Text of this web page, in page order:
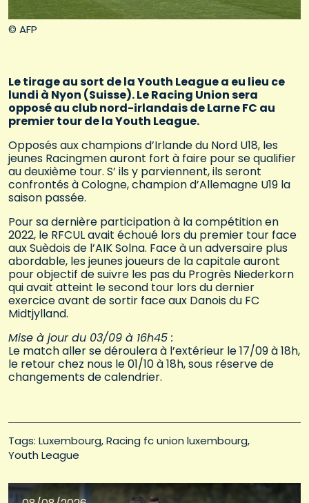
© AFP
Le tirage au sort de la Youth League a eu lieu ce
lundi à Nyon (Suisse). Le Racing Union sera
opposé au club nord-irlandais de Larne FC au
premier tour de la Youth League.
Opposés aux champions d’Irlande du Nord U18, les
jeunes Racingmen auront fort à faire pour se qualifier
au deuxième tour. S’ ils y parviennent, ils seront
confrontés à Cologne, champion d’Allemagne U19 la
saison passée.
Pour sa dernière participation à la compétition en
2022, le RFCUL avait échoué lors du premier tour face
aux Suèdois de l’AIK Solna. Face à un adversaire plus
abordable, les jeunes joueurs de la capitale auront
pour objectif de suivre les pas du Progrès Niederkorn
qui avait atteint le second tour lors du dernier
exercice avant de sortir face aux Danois du FC
Midtjylland.
Mise à jour du 03/09 à 16h45 :
Le match aller se déroulera à l’extérieur le 17/09 à 18h,
le retour chez nous le 01/10 à 18h, sous réserve de
changements de calendrier.
Tags: Luxembourg Racing fc union luxembourg
Youth League